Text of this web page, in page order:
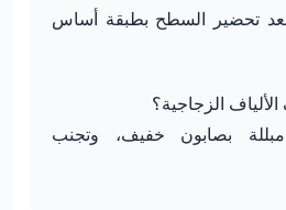
بعد تحضير السطح بطبقة أساس
الزجاجية؟
بصابون خفيف، وتجنب